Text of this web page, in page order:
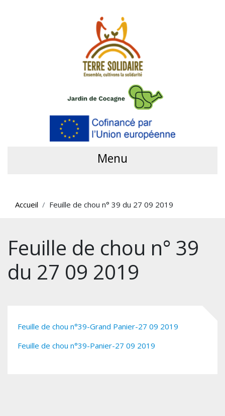
Menu
Accueil Feuille de chou n° 39 du 27 09 2019
Feuille de chou n° 39
du 27 09 2019
Feuille de chou n°39-Grand Panier-27 09 2019
Feuille de chou n°39-Panier-27 09 2019